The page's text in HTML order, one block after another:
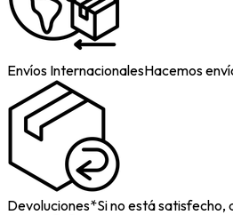
Envíos InternacionalesHacemos
Devoluciones*Si no está satisfecho,